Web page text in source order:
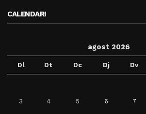
CALENDARI
agost 2026
Dl Dt Dc Dj Dv
3 4 5 6 7